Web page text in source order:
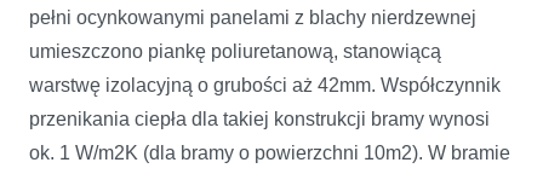
pełni ocynkowanymi panelami z blachy nierdzewnej
umieszczono piankę poliuretanową, stanowiącą
warstwę izolacyjną o grubości aż 42mm. Współczynnik
przenikania ciepła dla takiej konstrukcji bramy wynosi
ok. 1 W/m2K (dla bramy o powierzchni 10m2). W bramie